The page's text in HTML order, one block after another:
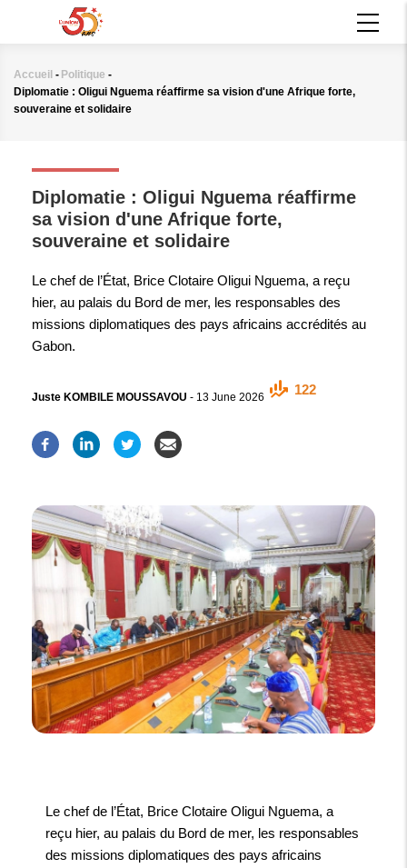
principal
Fil
d'Ariane
Accueil - Politique -
Diplomatie : Oligui Nguema réaffirme sa vision d'une Afrique forte,
souveraine et solidaire
Diplomatie : Oligui Nguema réaffirme
sa vision d'une Afrique forte,
souveraine et solidaire
Le chef de l’État, Brice Clotaire Oligui Nguema, a reçu
hier, au palais du Bord de mer, les responsables des
missions diplomatiques des pays africains accrédités au
Gabon.
Juste KOMBILE MOUSSAVOU - 13 June 2026
122
Le chef de l’État, Brice Clotaire Oligui Nguema, a
reçu hier, au palais du Bord de mer, les responsables
des missions diplomatiques des pays africains